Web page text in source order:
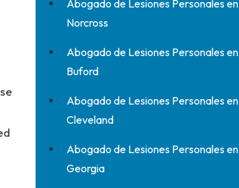
Abogado de Lesiones Personales en
Norcross
Abogado de Lesiones Personales en
Buford
Abogado de Lesiones Personales en
Cleveland
Abogado de Lesiones Personales en
Georgia